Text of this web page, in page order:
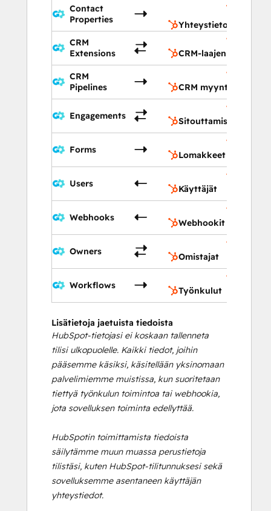
Contact
Properties
Yhteystietojen
CRM
Extensions
CRM-laajennukset
CRM
Pipelines
CRM myyntiputket
Engagements
Sitouttamiset
Forms
Lomakkeet
Users
Käyttäjät
Webhooks
Webhookit
Owners
Omistajat
Workflows
Työnkulut
Lisätietoja jaetuista tiedoista
HubSpot-tietojasi ei koskaan tallenneta
tilisi ulkopuolelle. Kaikki tiedot, joihin
pääsemme käsiksi, käsitellään yksinomaan
palvelimiemme muistissa, kun suoritetaan
tiettyä työnkulun toimintoa tai webhookia,
jota sovelluksen toiminta edellyttää.
HubSpotin toimittamista tiedoista
säilytämme muun muassa perustietoja
tilistäsi, kuten HubSpot-tilitunnuksesi sekä
sovelluksemme asentaneen käyttäjän
yhteystiedot.